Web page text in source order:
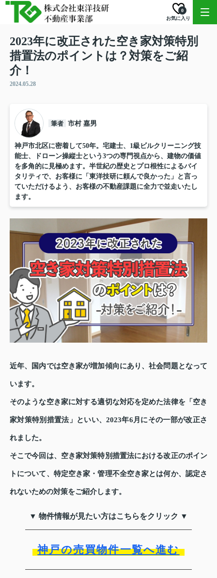
お気に入り
0
2023年に改正された空き家対策特別
措置法のポイントは？対策をご紹
介！
2024.05.28
筆者 市村 嘉男
神戸市北区に密着して50年。宅建士、1級ビルクリーニング技
能士、ドローン操縦士という3つの専門視点から、建物の価値
を多角的に見極めます。半世紀の歴史とプロ根性によるバイ
タリティで、お客様に「東洋技研に頼んで良かった」と言っ
ていただけるよう、お客様の不動産課題に全力で並走いたし
ます。
近年、国内では空き家が増加傾向にあり、社会問題となって
います。
そのような空き家に対する適切な対応を定めた法律を「空き
家対策特別措置法」といい、2023年6月にその一部が改正さ
れました。
そこで今回は、空き家対策特別措置法における改正のポイン
トについて、特定空き家・管理不全空き家とは何か、認定さ
れないための対策をご紹介します。
▼ 物件情報が見たい方はこちらをクリック ▼
神戸の売買物件一覧へ進む